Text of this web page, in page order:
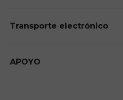
Transporte electrónico
APOYO